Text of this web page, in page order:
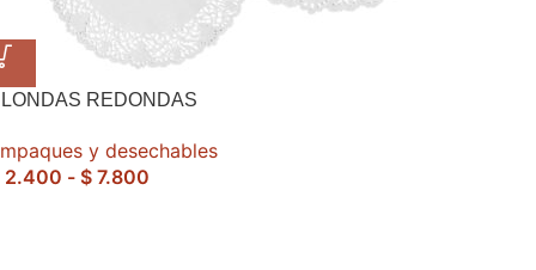
REDONDAS
y desechables
2.400 - $ 7.800